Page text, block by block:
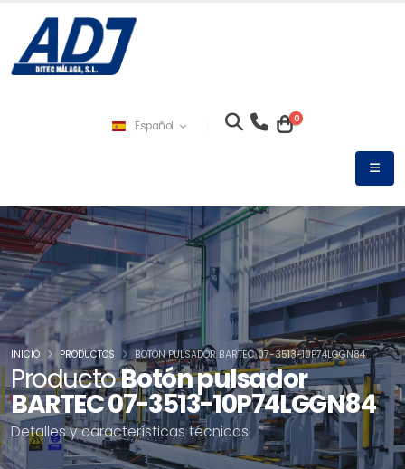
Español 0
ProductoBotón pulsador
BARTEC 07-3513-10P74LGGN84
Detalles y características técnicas
INICIO PRODUCTOS BOTÓN PULSADOR BARTEC 07-3513-10P74LGGN84